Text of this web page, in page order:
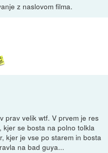
z naslovom filma.
prav velik wtf. V prvem je res
kjer se bosta na polno tolkla
kjer je vse po starem in bosta
na bad guya...